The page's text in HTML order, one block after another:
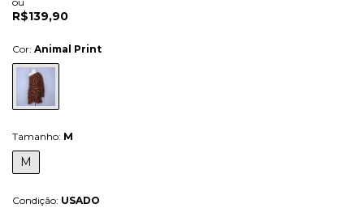
R$139,90
Cor: Animal Print
Tamanho: M
M
Condição: USADO